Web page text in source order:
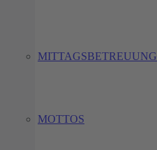
MITTAGSBETREUUNG
MOTTOS